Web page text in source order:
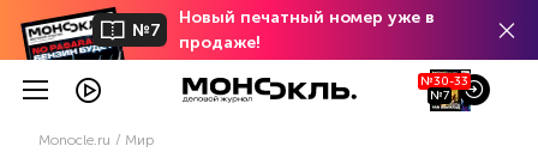
№7
Новый печатный номер уже в
продаже!
№30-33
№7
Monocle.ru Мир